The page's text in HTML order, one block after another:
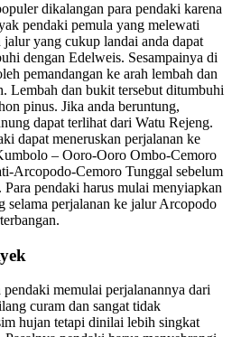
dikalangan para pendaki karena
pendaki pemula yang melewati
yang cukup landai anda dapat
dengan Edelweis. Sesampainya di
pemandangan ke arah lembah dan
Lembah dan bukit tersebut ditumbuhi
pinus. Jika anda beruntung,
dapat terlihat dari Watu Rejeng.
dapat meneruskan perjalanan ke
– Ooro-Ooro Ombo-Cemoro
Arcopodo-Cemoro Tunggal sebelum
pendaki harus mulai menyiapkan
selama perjalanan ke jalur Arcopodo
memulai perjalanannya dari
curam dan sangat tidak
hujan tetapi dinilai lebih singkat